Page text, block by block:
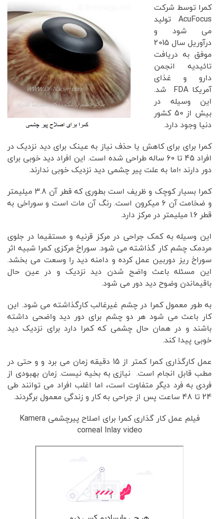
کمرا توسط شرکت
AcuFocus تولید
می شود و
درآوریل سال 2015
موفق به دریافت
تائیدیه انجمن
دارو و غذای
آمریکا FDA شد.
این وسیله در
بیش از 50 کشور
دنیا وجود دارد.
کمرا برای برای کاهش یا حذف نیاز به عینک برای دید نزدیک در
افراد 45 تا 60 ساله طراحی شده است. این افراد دید خوبی برای
دور دارند ؛اما به علت پیر چشمی دید نزدیک خوبی ندارند.
کمرا بسیار کوچک و ظریف است بطوری که قطر آن 3.8 میلیمتر
و ضخامت آن 6 میکرون است. رنگ آن مات است و سوراخی به
قطر 1.6 میلیمتر در مرکز دارد.
این وسیله به کمک جراحی در مرکز قرنیه و مستقیما در جلوی
مردمک چشم کار گذاشته می شود. سوراخ مرکزی کمرا شبیه اثر
سوراخ ریز دوربین عمل کرده و دامنه دید را وسعت می بخشد.
این مسئله باعث واضح شدن دید نزدیک و در عین حال
باقیماندن وضوح دید دور می شود.
به طور معمول کمرا در چشم غیرغالب کارگذاشته می شود. این
کار باعث می شود هر دو چشم برای دور دید واضحی داشته
باشند و در همان حال چشمی که کمرا دارد برای نزدیک دید
خوبی پیدا کند.
عمل کارگذاری کمرا کمتر از 15 دقیقه زمان می برد و و حتی در
مطب قابل انجام است. نیازی به بخیه نیست. زمان بهبودی از
فردی به فرد دیگر متفاوت است، اما اغلب افراد می توانند طی
24 تا 48 ساعت پس از جراحی به کار و زندگی معمول برگردند.
فیلم عمل کار گذاری کمرا برای اصلاح پیرچشمی Kamera
corneal Inlay video